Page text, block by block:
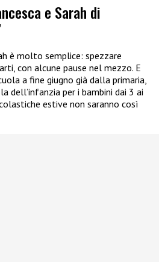
e Sarah di
è molto semplice: spezzare
con alcune pause nel mezzo. E
a fine giugno già dalla primaria,
dell’infanzia per i bambini dai 3 ai
estive non saranno così